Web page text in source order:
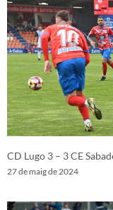
CD Lugo 3 – 3 CE
27 de maig de 2024